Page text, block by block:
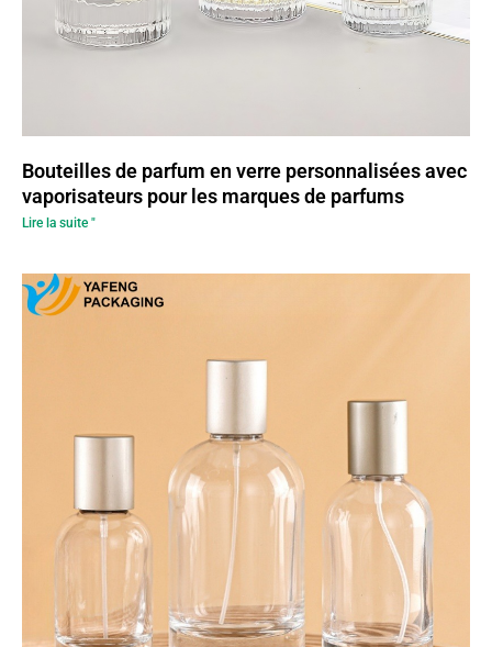
Bouteilles de parfum en verre personnalisées avec
vaporisateurs pour les marques de parfums
Lire la suite "